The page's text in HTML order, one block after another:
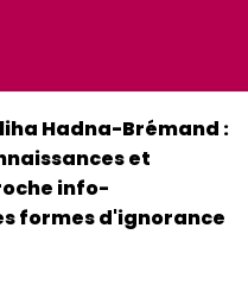
Hadna-Brémand :
et
info-
formes d'ignorance